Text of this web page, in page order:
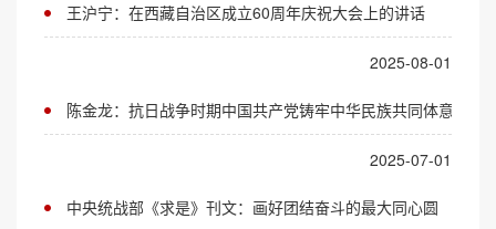
王沪宁：在西藏自治区成立60周年庆祝大会上的讲话
2025-08-01
陈金龙：抗日战争时期中国共产党铸牢中华民族共同体意识的
2025-07-01
中央统战部《求是》刊文：画好团结奋斗的最大同心圆